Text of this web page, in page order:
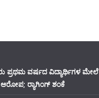
ಪ್ರಥಮ ವರ್ಷದ ವಿದ್ಯಾರ್ಥಿಗಳ ಮೇಲೆ
ಆರೋಪ; ರ‍್ಯಾಗಿಂಗ್ ಶಂಕೆ